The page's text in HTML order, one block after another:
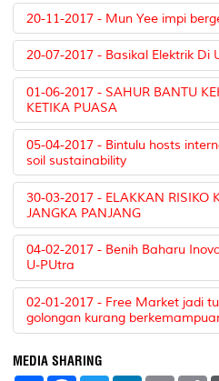
20-11-2017 - Mun Yee impi
20-07-2017 - Basikal Elektrik Di
01-06-2017 - SAHUR BANTU
KETIKA PUASA
05-04-2017 - Bintulu hosts
soil sustainability
30-03-2017 - ELAKKAN RISIKO
JANGKA PANJANG
04-02-2017 - Benih Baharu
U-PUtra
02-01-2017 - Free Market jadi
golongan kurang
MEDIA SHARING